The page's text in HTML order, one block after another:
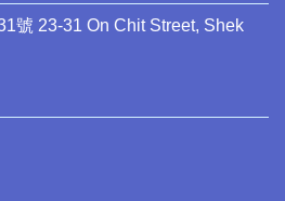
號 23-31 On Chit Street, Shek